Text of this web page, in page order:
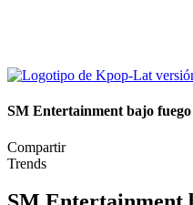
SM Entertainment bajo fuego
Compartir
Trends